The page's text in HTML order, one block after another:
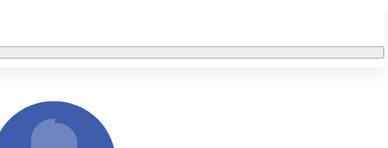
ЕЛЕКТРОННІ КНИГИ
КНИГА В КОМПЛЕКТІ